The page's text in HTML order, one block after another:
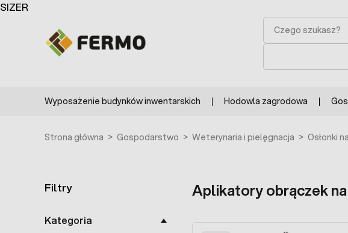
Przejdź do treści
Szukaj
Szukaj
Wyposażenie budynków inwentarskich Hodowla zagrodowa
Strona główna > Gospodarstwo > Weterynaria i pielęgnacja > Osłonki
Filtry
Kategoria
Aplikatory obrączek
SIZER